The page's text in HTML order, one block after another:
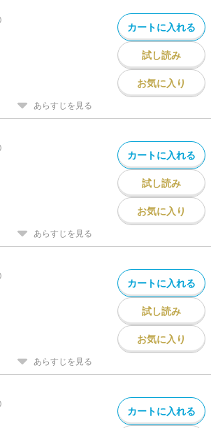
カートに入れる
試し読み
お気に入り
あらすじを見る
カートに入れる
試し読み
お気に入り
あらすじを見る
カートに入れる
試し読み
お気に入り
あらすじを見る
カートに入れる